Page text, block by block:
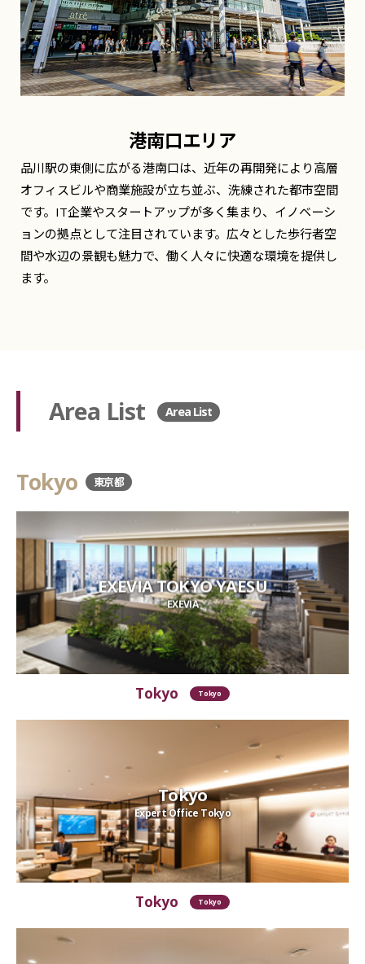
港南口エリア
品川駅の東側に広がる港南口は、近年の再開発により高層
オフィスビルや商業施設が立ち並ぶ、洗練された都市空間
です。IT企業やスタートアップが多く集まり、イノベーシ
ョンの拠点として注目されています。広々とした歩行者空
間や水辺の景観も魅力で、働く人々に快適な環境を提供し
ます。
Area List Area List
Tokyo 東京都
EXEVIA TOKYO YAESU
EXEVIA
Tokyo Tokyo
Tokyo
Expert Office Tokyo
Tokyo Tokyo